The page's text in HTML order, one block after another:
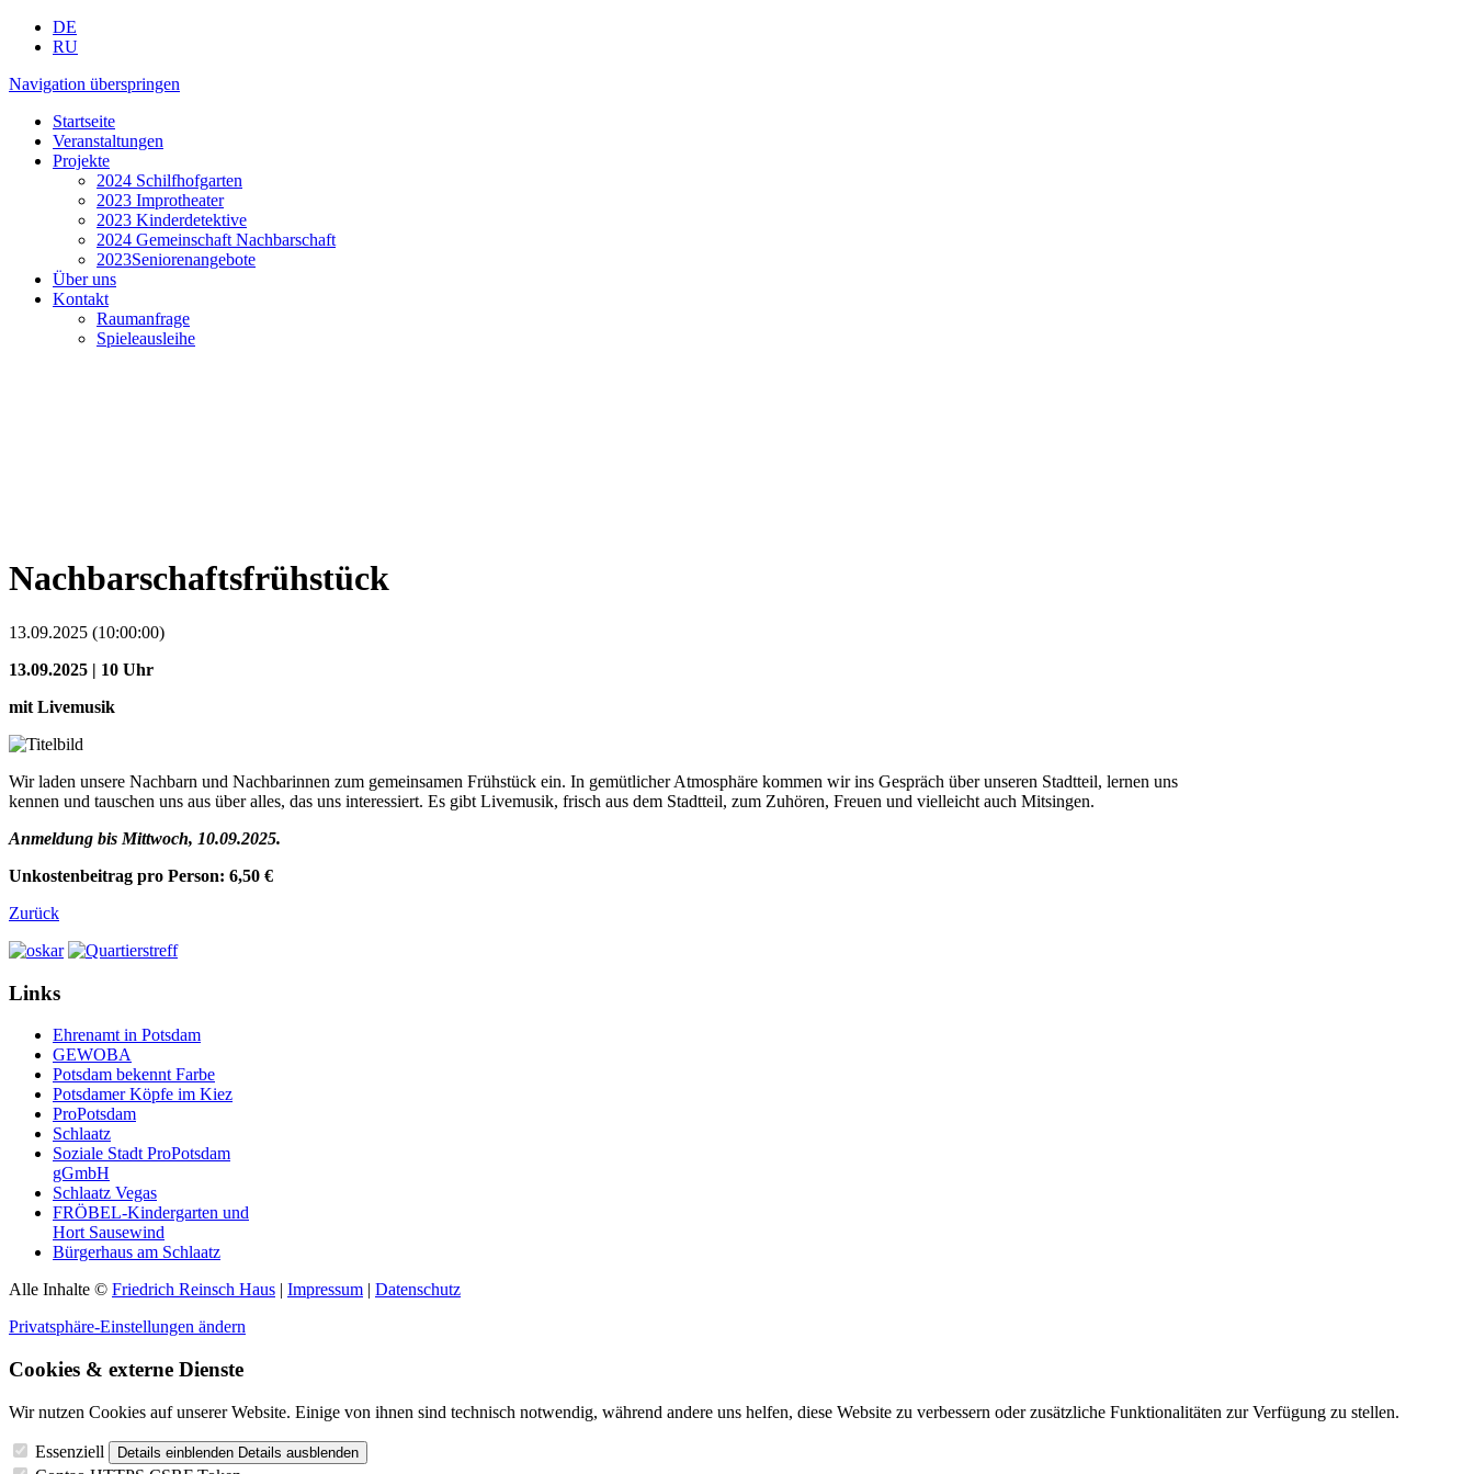
DE
RU
Navigation überspringen
Startseite
Veranstaltungen
Projekte
2024 Schilfhofgarten
2023 Improtheater
2023 Kinderdetektive
2024 Gemeinschaft Nachbarschaft
2023Seniorenangebote
Über uns
Kontakt
Raumanfrage
Spieleausleihe
Nachbarschaftsfrühstück
13.09.2025 (10:00:00)
13.09.2025 | 10 Uhr
mit Livemusik
Wir laden unsere Nachbarn und Nachbarinnen zum gemeinsamen Frühstück ein. In gemütlicher Atmosphäre kommen wir ins Gespräch über unseren Stadtteil, lernen uns
kennen und tauschen uns aus über alles, das uns interessiert. Es gibt Livemusik, frisch aus dem Stadtteil, zum Zuhören, Freuen und vielleicht auch Mitsingen.
Anmeldung bis Mittwoch, 10.09.2025.
Unkostenbeitrag pro Person: 6,50 €
Zurück
Links
Ehrenamt in Potsdam
GEWOBA
Potsdam bekennt Farbe
Potsdamer Köpfe im Kiez
ProPotsdam
Schlaatz
Soziale Stadt ProPotsdam
gGmbH
Schlaatz Vegas
FRÖBEL-Kindergarten und
Hort Sausewind
Bürgerhaus am Schlaatz
Alle Inhalte © Friedrich Reinsch Haus | Impressum | Datenschutz
Privatsphäre-Einstellungen ändern
Cookies & externe Dienste
Wir nutzen Cookies auf unserer Website. Einige von ihnen sind technisch notwendig, während andere uns helfen, diese Website zu verbessern oder zusätzliche Funktionalitäten zur Verfügung zu stellen.
Essenziell Details einblenden Details ausblenden